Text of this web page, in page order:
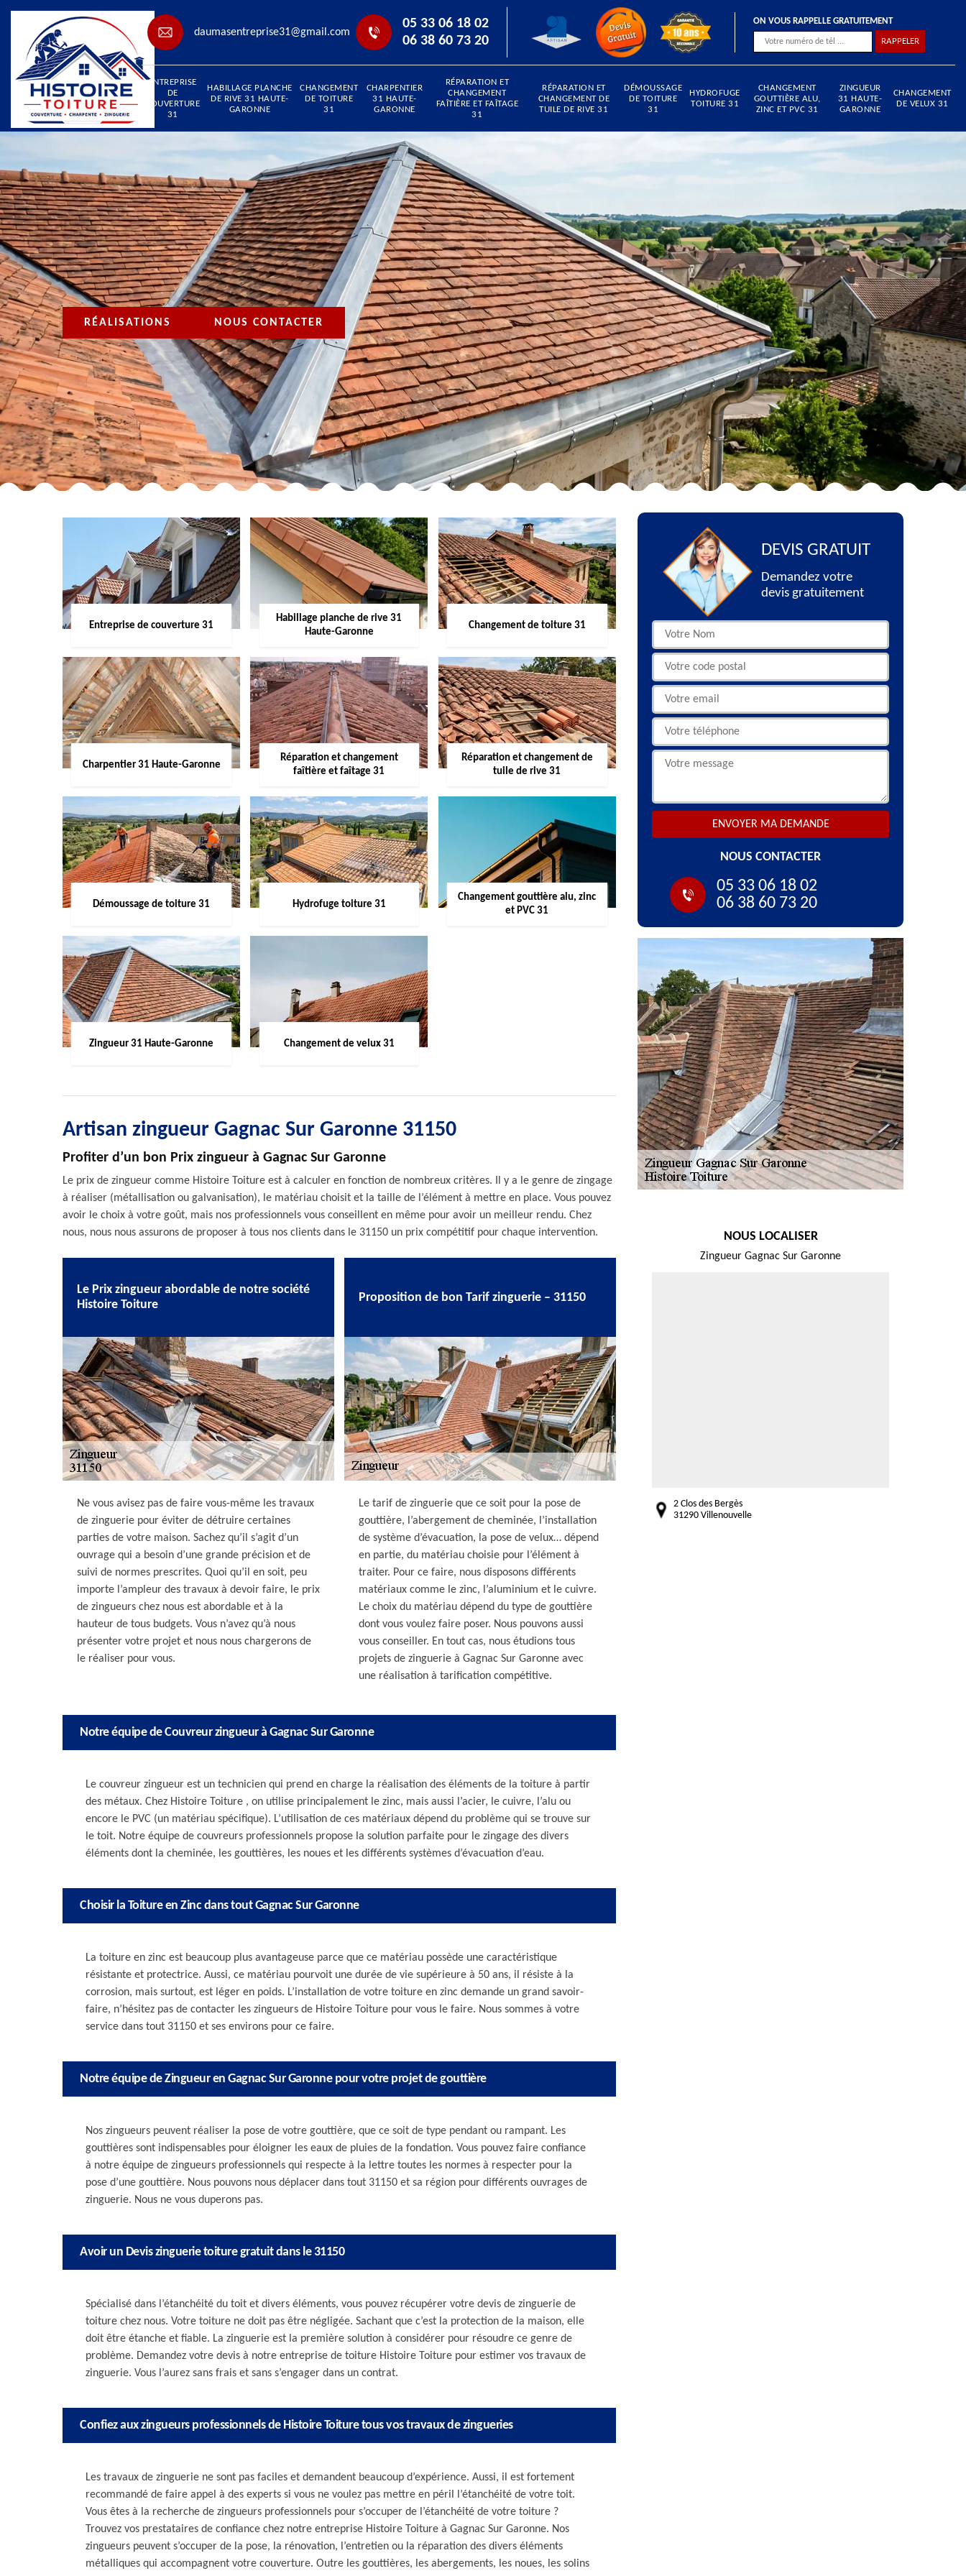
daumasentreprise31@gmail.com
05 33 06 18 02
06 38 60 73 20
ON VOUS RAPPELLE GRATUITEMENT
ENTREPRISE
DE
COUVERTURE
31
HABILLAGE PLANCHE
DE RIVE 31 HAUTE-
GARONNE
CHANGEMENT
DE TOITURE
31
CHARPENTIER
31 HAUTE-
GARONNE
RÉPARATION ET
CHANGEMENT
FAÎTIÈRE ET FAÎTAGE
31
RÉPARATION ET
CHANGEMENT DE
TUILE DE RIVE 31
DÉMOUSSAGE
DE TOITURE
31
HYDROFUGE
TOITURE 31
CHANGEMENT
GOUTTIÈRE ALU,
ZINC ET PVC 31
ZINGUEUR
31 HAUTE-
GARONNE
CHANGEMENT
DE VELUX 31
RÉALISATIONS NOUS CONTACTER
Entreprise de couverture 31
Habillage planche de rive 31
Haute-Garonne
Changement de toiture 31
Charpentier 31 Haute-Garonne
Réparation et changement
faîtière et faîtage 31
Réparation et changement de
tuile de rive 31
Démoussage de toiture 31 Hydrofuge toiture 31
Changement gouttière alu, zinc
et PVC 31
Zingueur 31 Haute-Garonne Changement de velux 31
Artisan zingueur Gagnac Sur Garonne 31150
Profiter d’un bon Prix zingueur à Gagnac Sur Garonne
Le prix de zingueur comme Histoire Toiture est à calculer en fonction de nombreux critères. Il y a le genre de zingage
à réaliser (métallisation ou galvanisation), le matériau choisit et la taille de l’élément à mettre en place. Vous pouvez
avoir le choix à votre goût, mais nos professionnels vous conseillent en même pour avoir un meilleur rendu. Chez
nous, nous nous assurons de proposer à tous nos clients dans le 31150 un prix compétitif pour chaque intervention.
Le Prix zingueur abordable de notre société
Histoire Toiture
Ne vous avisez pas de faire vous-même les travaux
de zinguerie pour éviter de détruire certaines
parties de votre maison. Sachez qu’il s’agit d’un
ouvrage qui a besoin d’une grande précision et de
suivi de normes prescrites. Quoi qu’il en soit, peu
importe l’ampleur des travaux à devoir faire, le prix
de zingueurs chez nous est abordable et à la
hauteur de tous budgets. Vous n’avez qu’à nous
présenter votre projet et nous nous chargerons de
le réaliser pour vous.
Proposition de bon Tarif zinguerie – 31150
Le tarif de zinguerie que ce soit pour la pose de
gouttière, l’abergement de cheminée, l’installation
de système d’évacuation, la pose de velux… dépend
en partie, du matériau choisie pour l’élément à
traiter. Pour ce faire, nous disposons différents
matériaux comme le zinc, l’aluminium et le cuivre.
Le choix du matériau dépend du type de gouttière
dont vous voulez faire poser. Nous pouvons aussi
vous conseiller. En tout cas, nous étudions tous
projets de zinguerie à Gagnac Sur Garonne avec
une réalisation à tarification compétitive.
Notre équipe de Couvreur zingueur à Gagnac Sur Garonne
Le couvreur zingueur est un technicien qui prend en charge la réalisation des éléments de la toiture à partir
des métaux. Chez Histoire Toiture , on utilise principalement le zinc, mais aussi l’acier, le cuivre, l’alu ou
encore le PVC (un matériau spécifique). L’utilisation de ces matériaux dépend du problème qui se trouve sur
le toit. Notre équipe de couvreurs professionnels propose la solution parfaite pour le zingage des divers
éléments dont la cheminée, les gouttières, les noues et les différents systèmes d’évacuation d’eau.
Choisir la Toiture en Zinc dans tout Gagnac Sur Garonne
La toiture en zinc est beaucoup plus avantageuse parce que ce matériau possède une caractéristique
résistante et protectrice. Aussi, ce matériau pourvoit une durée de vie supérieure à 50 ans, il résiste à la
corrosion, mais surtout, est léger en poids. L’installation de votre toiture en zinc demande un grand savoir-
faire, n’hésitez pas de contacter les zingueurs de Histoire Toiture pour vous le faire. Nous sommes à votre
service dans tout 31150 et ses environs pour ce faire.
Notre équipe de Zingueur en Gagnac Sur Garonne pour votre projet de gouttière
Nos zingueurs peuvent réaliser la pose de votre gouttière, que ce soit de type pendant ou rampant. Les
gouttières sont indispensables pour éloigner les eaux de pluies de la fondation. Vous pouvez faire confiance
à notre équipe de zingueurs professionnels qui respecte à la lettre toutes les normes à respecter pour la
pose d’une gouttière. Nous pouvons nous déplacer dans tout 31150 et sa région pour différents ouvrages de
zinguerie. Nous ne vous duperons pas.
Avoir un Devis zinguerie toiture gratuit dans le 31150
Spécialisé dans l’étanchéité du toit et divers éléments, vous pouvez récupérer votre devis de zinguerie de
toiture chez nous. Votre toiture ne doit pas être négligée. Sachant que c’est la protection de la maison, elle
doit être étanche et fiable. La zinguerie est la première solution à considérer pour résoudre ce genre de
problème. Demandez votre devis à notre entreprise de toiture Histoire Toiture pour estimer vos travaux de
zinguerie. Vous l’aurez sans frais et sans s’engager dans un contrat.
Confiez aux zingueurs professionnels de Histoire Toiture tous vos travaux de zingueries
Les travaux de zinguerie ne sont pas faciles et demandent beaucoup d’expérience. Aussi, il est fortement
recommandé de faire appel à des experts si vous ne voulez pas mettre en péril l’étanchéité de votre toit.
Vous êtes à la recherche de zingueurs professionnels pour s’occuper de l’étanchéité de votre toiture ?
Trouvez vos prestataires de confiance chez notre entreprise Histoire Toiture à Gagnac Sur Garonne. Nos
zingueurs peuvent s’occuper de la pose, la rénovation, l’entretien ou la réparation des divers éléments
métalliques qui accompagnent votre couverture. Outre les gouttières, les abergements, les noues, les solins
DEVIS GRATUIT
Demandez votre
devis gratuitement
NOUS CONTACTER
05 33 06 18 02
06 38 60 73 20
NOUS LOCALISER
Zingueur Gagnac Sur Garonne
2 Clos des Bergès
31290 Villenouvelle